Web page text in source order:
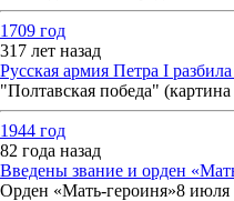
1709 год
317 лет назад
Русская армия Петра I
"Полтавская победа"
1944 год
82 года назад
Введены звание и орден
Орден «Мать-героиня»8 июля